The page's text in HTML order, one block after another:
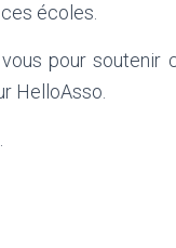
écoles.
pour
HelloAsso.